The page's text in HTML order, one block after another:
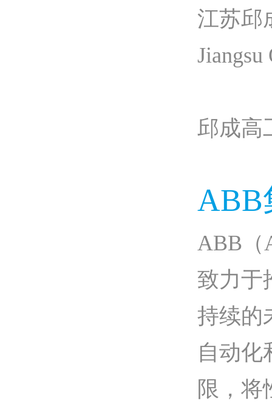
江苏邱
邱成高
ABB
ABB（
致力于
持续的
自动化
限，将